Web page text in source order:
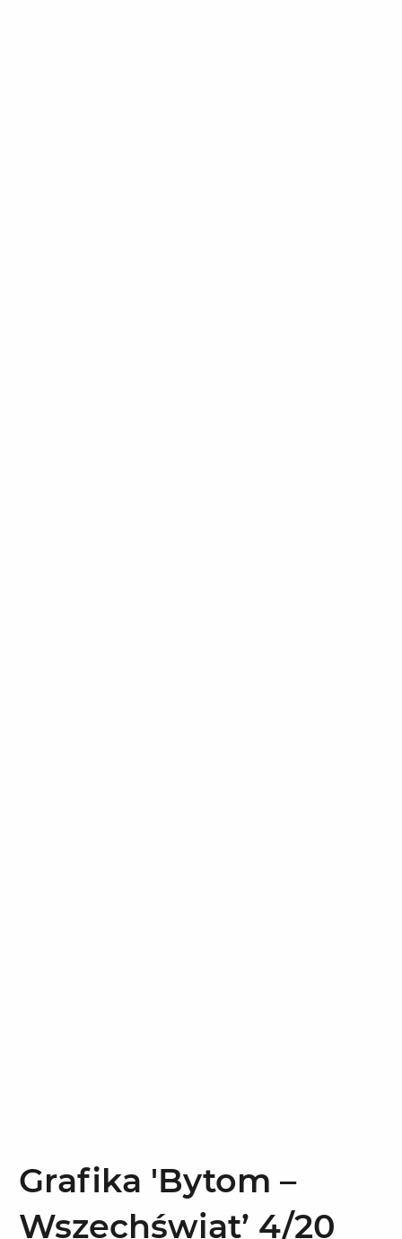
Grafika 'Bytom –
Wszechświat’ 4/20